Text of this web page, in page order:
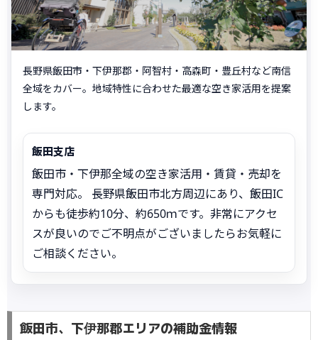
長野県飯田市・下伊那郡・阿智村・高森町・豊丘村など南信
全域をカバー。地域特性に合わせた最適な空き家活用を提案
します。
飯田支店
飯田市・下伊那全域の空き家活用・賃貸・売却を
専門対応。 長野県飯田市北方周辺にあり、飯田IC
からも徒歩約10分、約650ｍです。非常にアクセ
スが良いのでご不明点がございましたらお気軽に
ご相談ください。
飯田市、下伊那郡エリアの補助金情報